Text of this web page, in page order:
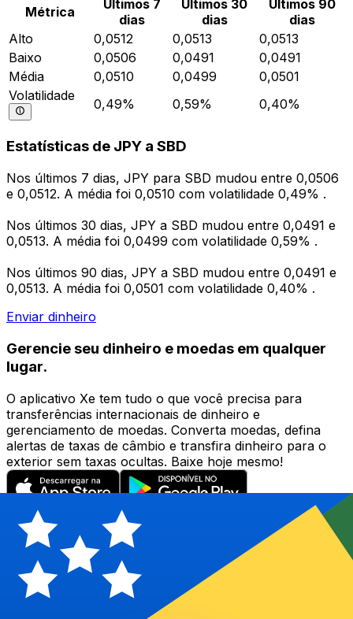
Métrica
Últimos 7
dias
Últimos 30
dias
Últimos 90
dias
Alto
0,0512 0,0513
0,0513
Baixo
0,0506 0,0491
0,0491
Média
0,0510 0,0499
0,0501
Volatilidade
0,49% 0,59% 0,40%
Estatísticas de JPY a SBD
Nos últimos 7 dias, JPY para SBD mudou entre 0,0506
e 0,0512. A média foi 0,0510 com volatilidade 0,49% .
Nos últimos 30 dias, JPY a SBD mudou entre 0,0491 e
0,0513. A média foi 0,0499 com volatilidade 0,59% .
Nos últimos 90 dias, JPY a SBD mudou entre 0,0491 e
0,0513. A média foi 0,0501 com volatilidade 0,40% .
Enviar dinheiro
Gerencie seu dinheiro e moedas em qualquer
lugar.
O aplicativo Xe tem tudo o que você precisa para
transferências internacionais de dinheiro e
gerenciamento de moedas. Converta moedas, defina
alertas de taxas de câmbio e transfira dinheiro para o
exterior sem taxas ocultas. Baixe hoje mesmo!